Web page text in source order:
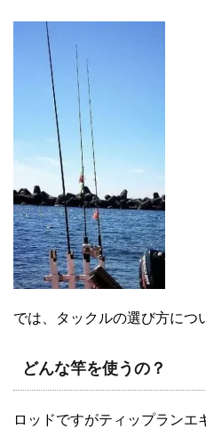
では、タックルの選び方につ
どんな竿を使うの？
ロッドですがティップランエ